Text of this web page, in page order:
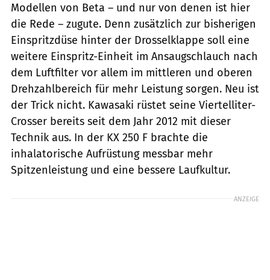
Modellen von Beta – und nur von denen ist hier
die Rede – zugute. Denn zusätzlich zur bisherigen
Einspritzdüse hinter der Drosselklappe soll eine
weitere Einspritz-Einheit im Ansaugschlauch nach
dem Luftfilter vor allem im mittleren und oberen
Drehzahlbereich für mehr Leistung sorgen. Neu ist
der Trick nicht. Kawasaki rüstet seine Viertelliter-
Crosser bereits seit dem Jahr 2012 mit dieser
Technik aus. In der KX 250 F brachte die
inhalatorische Aufrüstung messbar mehr
Spitzenleistung und eine bessere Laufkultur.
ANZEIGE